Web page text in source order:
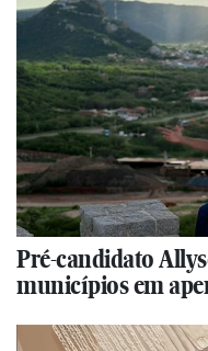
Pré-candidato
municípios em